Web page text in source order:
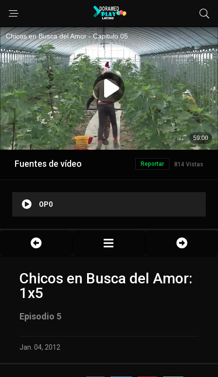
Fuentes de vídeo 814 Vistas
Reportar
OP0
Chicos en Busca del Amor:
1x5
Episodio 5
Jan. 04, 2012